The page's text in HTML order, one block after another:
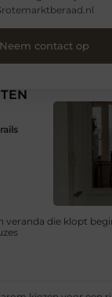
veranda die klopt
Neem contact op